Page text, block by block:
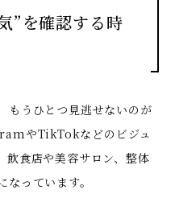
”を確認する時
もうひとつ見逃せないのが
やTikTokなどのビジュ
飲食店や美容サロン、整体
っています。